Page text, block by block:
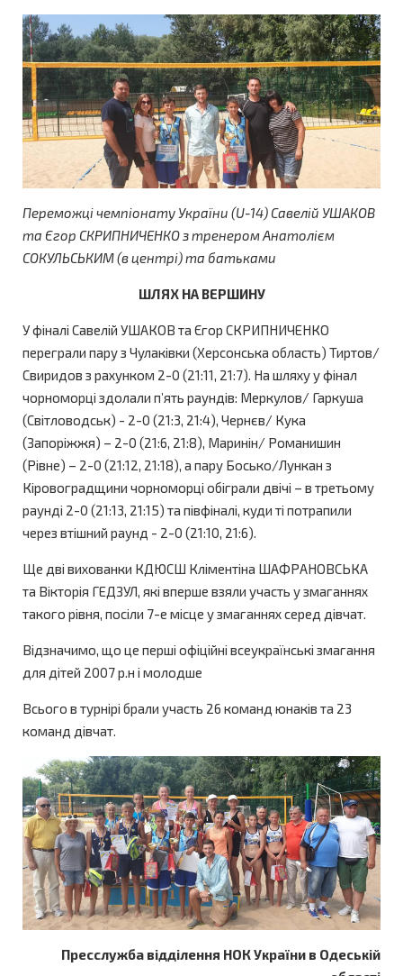
Переможці чемпіонату України (U-14) Савелій УШАКОВ
та Єгор СКРИПНИЧЕНКО з тренером Анатолієм
СОКУЛЬСЬКИМ (в центрі) та батьками
ШЛЯХ НА ВЕРШИНУ
У фіналі Савелій УШАКОВ та Єгор СКРИПНИЧЕНКО
переграли пару з Чулаківки (Херсонська область) Тиртов/
Свиридов з рахунком 2-0 (21:11, 21:7). На шляху у фінал
чорноморці здолали п’ять раундів: Меркулов/ Гаркуша
(Світловодськ) - 2-0 (21:3, 21:4), Чернєв/ Кука
(Запоріжжя) – 2-0 (21:6, 21:8), Маринін/ Романишин
(Рівне) – 2-0 (21:12, 21:18), а пару Босько/Лункан з
Кіровоградщини чорноморці обіграли двічі – в третьому
раунді 2-0 (21:13, 21:15) та півфіналі, куди ті потрапили
через втішний раунд - 2-0 (21:10, 21:6).
Ще дві вихованки КДЮСШ Кліментіна ШАФРАНОВСЬКА
та Вікторія ГЕДЗУЛ, які вперше взяли участь у змаганнях
такого рівня, посіли 7-е місце у змаганнях серед дівчат.
Відзначимо, що це перші офіційні всеукраїнські змагання
для дітей 2007 р.н і молодше
Всього в турнірі брали участь 26 команд юнаків та 23
команд дівчат.
Пресслужба відділення НОК України в Одеській